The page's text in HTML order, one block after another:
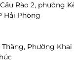
Rào 2, phường
Hải Phòng
Phường Khai